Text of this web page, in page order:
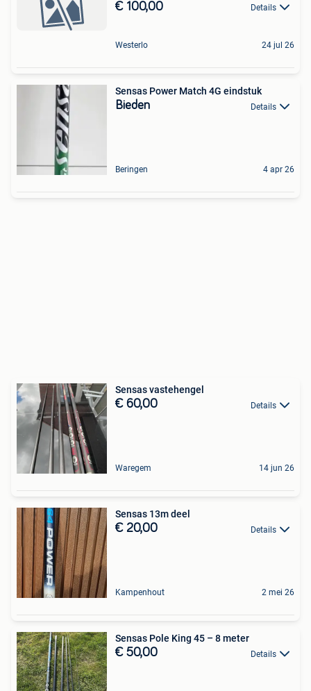
€ 100,00 Details
Westerlo 24 jul 26
Sensas Power Match 4G eindstuk
Bieden Details
Beringen 4 apr 26
Sensas vastehengel
€ 60,00 Details
Waregem 14 jun 26
Sensas 13m deel
€ 20,00 Details
Kampenhout 2 mei 26
Sensas Pole King 45 – 8 meter
€ 50,00 Details